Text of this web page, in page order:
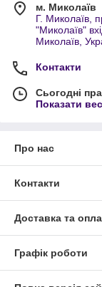
м. Миколаїв
Г. Миколаїв,
"Миколаїв"
Миколаїв,
Контакти
Сьогодні
Показати
Про нас
Контакти
Доставка та
Графік роботи